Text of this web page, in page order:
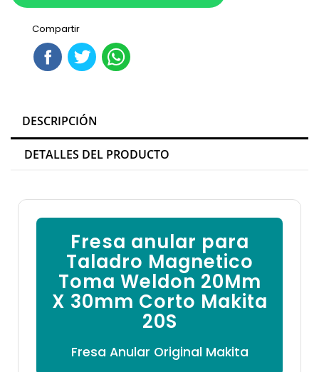
Compartir
DESCRIPCIÓN
DETALLES DEL PRODUCTO
Fresa anular para
Taladro Magnetico
Toma Weldon 20Mm
X 30mm Corto Makita
20S
Fresa Anular Original Makita